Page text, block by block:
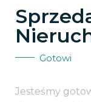
Gotowi
Jesteśmy